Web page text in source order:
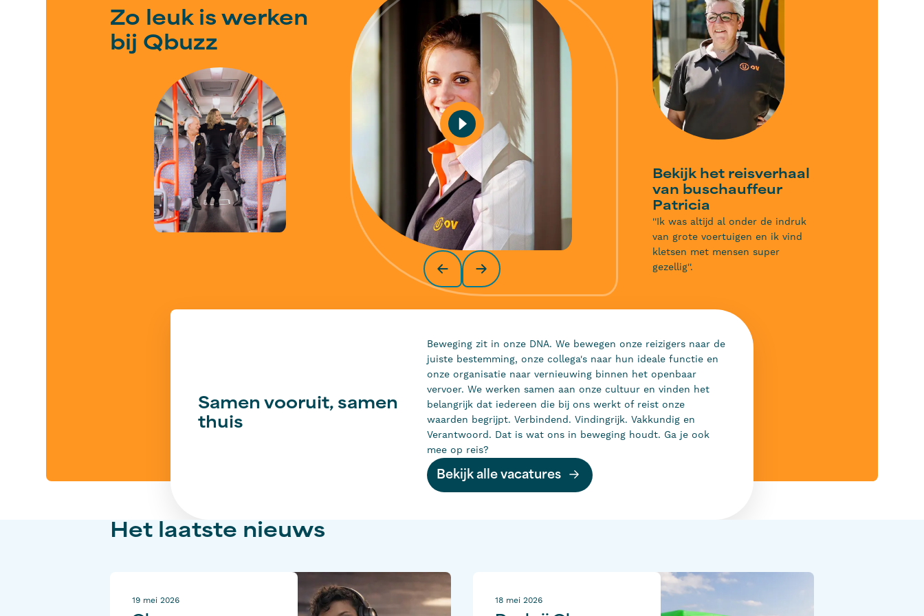
Zo leuk is werken
bij Qbuzz
Bekijk het reisverhaal
van buschauffeur
Patricia
''Ik was altijd al onder de indruk
van grote voertuigen en ik vind
kletsen met mensen super
gezellig''.
Samen vooruit, samen
thuis
Beweging zit in onze DNA. We bewegen onze reizigers naar de
juiste bestemming, onze collega's naar hun ideale functie en
onze organisatie naar vernieuwing binnen het openbaar
vervoer. We werken samen aan onze cultuur en vinden het
belangrijk dat iedereen die bij ons werkt of reist onze
waarden begrijpt. Verbindend. Vindingrijk. Vakkundig en
Verantwoord. Dat is wat ons in beweging houdt. Ga je ook
mee op reis?
Bekijk alle vacatures
Het laatste nieuws
19 mei 2026 18 mei 2026